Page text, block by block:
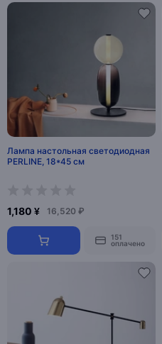
Лампа настольная светодиодная
PERLINE, 18*45 см
1,180 ¥ 16,520 ₽
151
оплачено